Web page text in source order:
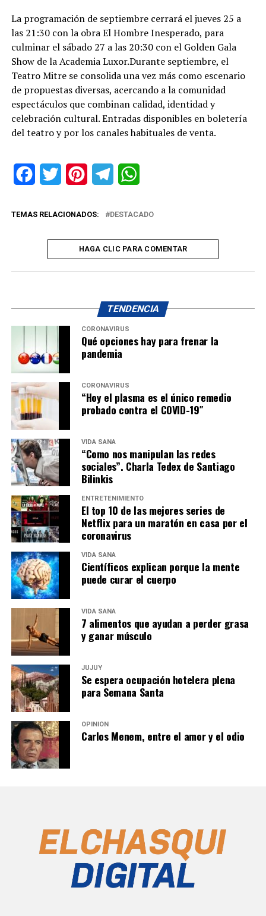
La programación de septiembre cerrará el jueves 25 a
las 21:30 con la obra El Hombre Inesperado, para
culminar el sábado 27 a las 20:30 con el Golden Gala
Show de la Academia Luxor.Durante septiembre, el
Teatro Mitre se consolida una vez más como escenario
de propuestas diversas, acercando a la comunidad
espectáculos que combinan calidad, identidad y
celebración cultural. Entradas disponibles en boletería
del teatro y por los canales habituales de venta.
FacebookTwitter PinterestTelegram
TEMAS RELACIONADOS: DESTACADO
HAGA CLIC PARA COMENTAR
TENDENCIA
CORONAVIRUS
Qué opciones hay para frenar la
pandemia
CORONAVIRUS
“Hoy el plasma es el único remedio
probado contra el COVID-19″
VIDA SANA
“Como nos manipulan las redes
sociales”. Charla Tedex de Santiago
Bilinkis
ENTRETENIMIENTO
El top 10 de las mejores series de
Netflix para un maratón en casa por el
coronavirus
VIDA SANA
Científicos explican porque la mente
puede curar el cuerpo
VIDA SANA
7 alimentos que ayudan a perder grasa
y ganar músculo
JUJUY
Se espera ocupación hotelera plena
para Semana Santa
OPINIÓN
Carlos Menem, entre el amor y el odio